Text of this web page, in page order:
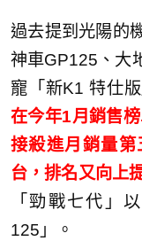
過去提到光陽的
神車GP125、大
寵「新K1 特仕
在今年1月銷售
接殺進月銷量
台，排名又向上
「勁戰七代」
125」。